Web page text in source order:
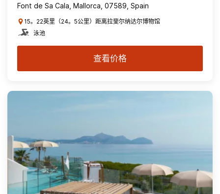
Font de Sa Cala, Mallorca, 07589, Spain
15。22英里（24。5公里）距离拉斐尔纳达尔博物馆
泳池
查看价格